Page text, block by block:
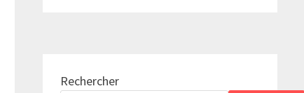
Rechercher